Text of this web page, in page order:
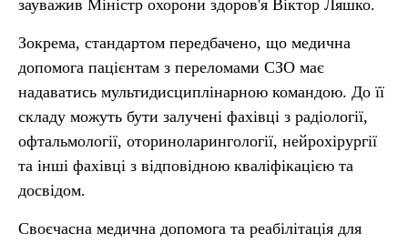
зауважив Міністр охорони здоров'я Віктор Ляшко.
Зокрема, стандартом передбачено, що медична
допомога пацієнтам з переломами СЗО має
надаватись мультидисциплінарною командою. До її
складу можуть бути залучені фахівці з радіології,
офтальмології, оториноларингології, нейрохірургії
та інші фахівці з відповідною кваліфікацією та
досвідом.
Своєчасна медична допомога та реабілітація для